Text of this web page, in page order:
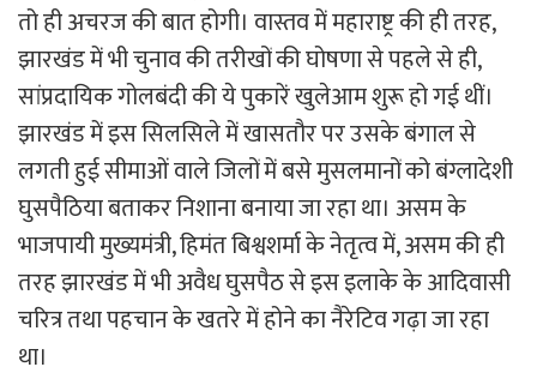
तो ही अचरज की बात होगी। वास्तव में महाराष्ट्र की ही तरह,
झारखंड में भी चुनाव की तरीखों की घोषणा से पहले से ही,
सांप्रदायिक गोलबंदी की ये पुकारें खुलेआम शुरू हो गई थीं।
झारखंड में इस सिलसिले में खासतौर पर उसके बंगाल से
लगती हुई सीमाओं वाले जिलों में बसे मुसलमानों को बंग्लादेशी
घुसपैठिया बताकर निशाना बनाया जा रहा था। असम के
भाजपायी मुख्यमंत्री, हिमंत बिश्वशर्मा के नेतृत्व में, असम की ही
तरह झारखंड में भी अवैध घुसपैठ से इस इलाके के आदिवासी
चरित्र तथा पहचान के खतरे में होने का नैरेटिव गढ़ा जा रहा
था।